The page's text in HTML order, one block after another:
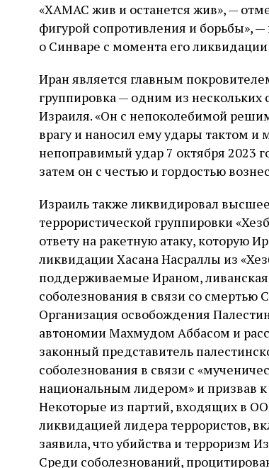
«ХАМАС жив и останется жив», —
фигурой сопротивления и борьбы»,
о Синваре с момента его ликвидации
Иран является главным
группировка — одним из нескольких
Израиля. «Он с непоколебимой
врагу и наносил ему удары тактом и
непоправимый удар 7 октября 2023
затем он с честью и гордостью
Израиль также ликвидировал
террористической группировки
ответу на ракетную атаку, которую
ликвидации Хасана Насраллы из
поддерживаемые Ираном,
соболезнования в связи со смертью
Организация освобождения
автономии Махмудом Аббасом и
законный представитель
соболезнования в связи с
национальным лидером» и призвав
Некоторые из партий, входящих в
ликвидацией лидера террористов,
заявила, что убийства и терроризм
Среди соболезнований,